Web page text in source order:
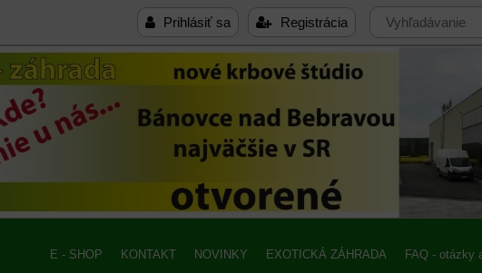
Prihlásiť sa Registrácia
E - SHOP KONTAKT NOVINKY EXOTICKÁ ZÁHRADA FAQ - otázky